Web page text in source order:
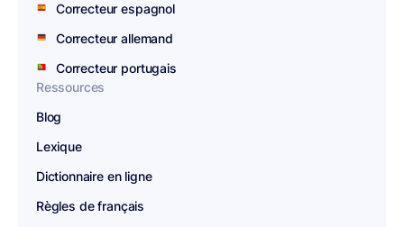
Correcteur espagnol
Correcteur allemand
Correcteur portugais
Ressources
Blog
Lexique
Dictionnaire en ligne
Règles de français